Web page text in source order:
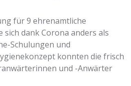
für 9 ehrenamtliche
dank Corona anders als
Schulungen und
konnten die frisch
und -Anwärter